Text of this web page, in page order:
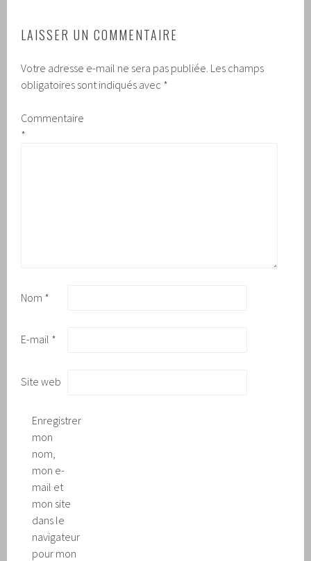
LAISSER UN COMMENTAIRE
Votre adresse e-mail ne sera pas publiée. Les champs
obligatoires sont indiqués avec *
Commentaire
*
Nom *
E-mail *
Site web
Enregistrer
mon
nom,
mon e-
mail et
mon site
dans le
navigateur
pour mon